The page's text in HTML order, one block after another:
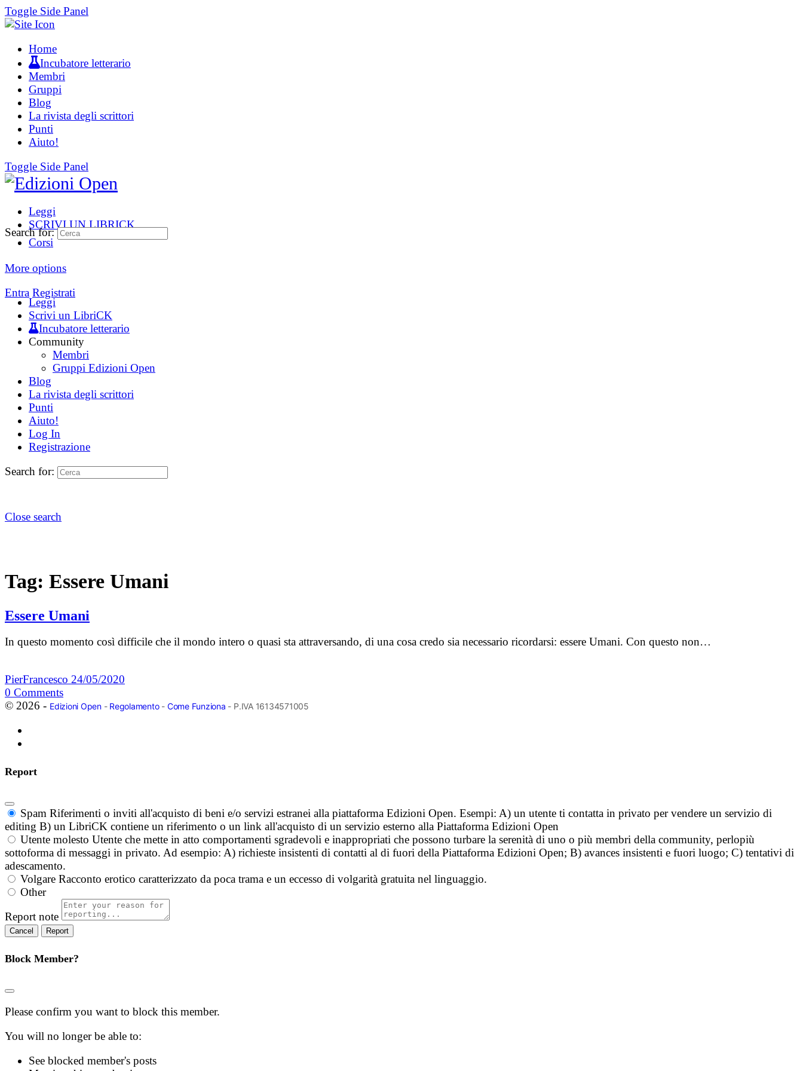
Toggle Side Panel
Home
Incubatore letterario
Membri
Gruppi
Blog
La rivista degli scrittori
Punti
Aiuto!
Toggle Side Panel
Leggi
SCRIVI UN LIBRICK
Corsi
More options
Entra Registrati
Search for:
Leggi
Scrivi un LibriCK
Incubatore letterario
Community
Membri
Gruppi Edizioni Open
Blog
La rivista degli scrittori
Punti
Aiuto!
Log In
Registrazione
Search for:
Close search
Tag: Essere Umani
Essere Umani
In questo momento così difficile che il mondo intero o quasi sta attraversando, di una cosa credo sia necessario ricordarsi: essere Umani. Con questo non…
PierFrancesco 24/05/2020
0 Comments
© 2026 - Edizioni Open- Regolamento- Come Funziona - P.IVA 16134571005
Report
Spam Riferimenti o inviti all'acquisto di beni e/o servizi estranei alla piattaforma Edizioni Open. Esempi: A) un utente ti contatta in privato per vendere un servizio di
editing B) un LibriCK contiene un riferimento o un link all'acquisto di un servizio esterno alla Piattaforma Edizioni Open
Utente molesto Utente che mette in atto comportamenti sgradevoli e inappropriati che possono turbare la serenità di uno o più membri della community, perlopiù
sottoforma di messaggi in privato. Ad esempio: A) richieste insistenti di contatti al di fuori della Piattaforma Edizioni Open; B) avances insistenti e fuori luogo; C) tentativi di
adescamento.
Volgare Racconto erotico caratterizzato da poca trama e un eccesso di volgarità gratuita nel linguaggio.
Other
Report note
Report
Block Member?
Please confirm you want to block this member.
You will no longer be able to:
See blocked member's posts